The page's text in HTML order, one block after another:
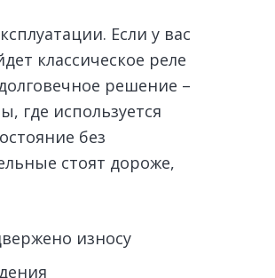
Если у вас
классическое реле
решение –
где используется
без
стоят дороже,
износу